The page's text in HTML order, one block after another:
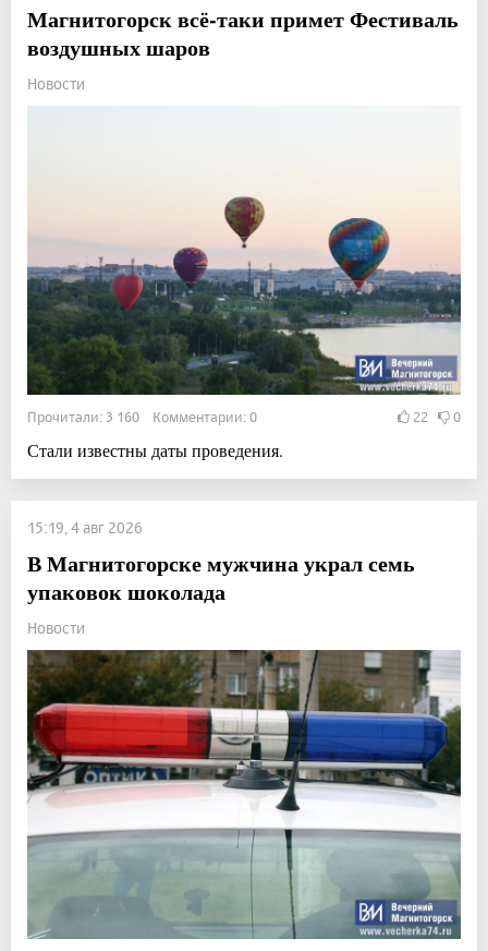
Магнитогорск всё-таки примет Фестиваль
воздушных шаров
Новости
Прочитали: 3 160 Комментарии: 0 22 0
Стали известны даты проведения.
15:19, 4 авг 2026
В Магнитогорске мужчина украл семь
упаковок шоколада
Новости